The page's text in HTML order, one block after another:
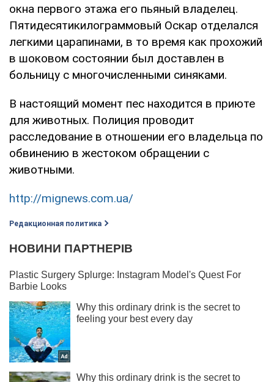
окна первого этажа его пьяный владелец.
Пятидесятикилограммовый Оскар отделался
легкими царапинами, в то время как прохожий
в шоковом состоянии был доставлен в
больницу с многочисленными синяками.
В настоящий момент пес находится в приюте
для животных. Полиция проводит
расследование в отношении его владельца по
обвинению в жестоком обращении с
животными.
http://mignews.com.ua/
Редакционная политика